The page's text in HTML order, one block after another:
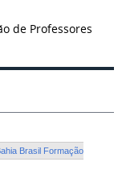
de Professores
Brasil Formação